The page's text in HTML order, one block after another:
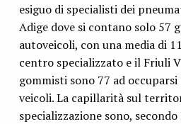
esiguo di specialisti dei
Adige dove si contano solo 57
autoveicoli, con una media di
centro specializzato e il Friuli
gommisti sono 77 ad
veicoli. La capillarità sul
specializzazione sono,